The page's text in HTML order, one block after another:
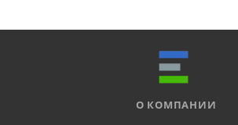
О КОМПАНИИ